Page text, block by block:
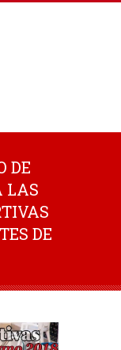
DE
LAS
DE